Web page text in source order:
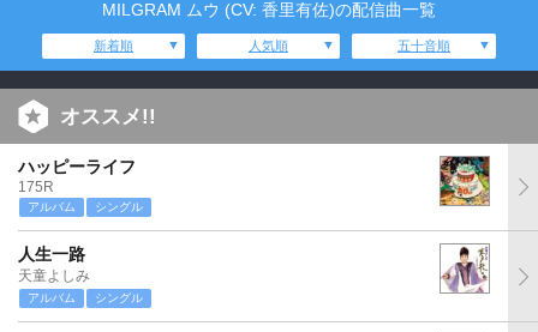
MILGRAM ムウ (CV: 香里有佐)の配信曲一覧
新着順 人気順 五十音順
オススメ!!
ハッピーライフ
175R
アルバム シングル
人生一路
天童よしみ
アルバム シングル